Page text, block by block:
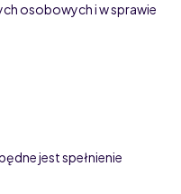
osobowych i w sprawie
jest spełnienie